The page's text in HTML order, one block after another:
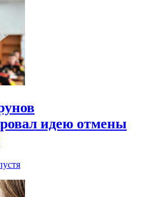
идею отмены